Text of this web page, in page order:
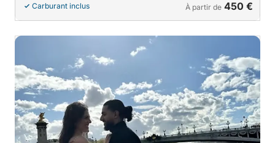
Carburant inclus À partir de 450 €